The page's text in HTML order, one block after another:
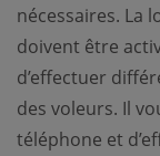
nécessaires. La
doivent être
d’effectuer
des voleurs. Il
téléphone et